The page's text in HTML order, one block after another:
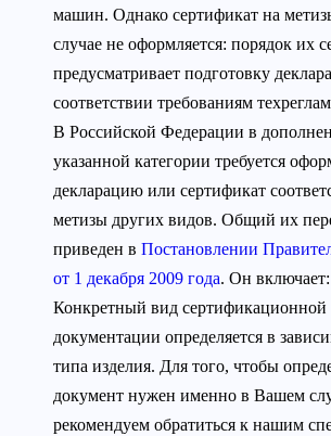
машин. Однако сертификат на
случае не оформляется: порядок их
предусматривает подготовку
соответствии требованиям
В Российской Федерации в
указанной категории требуется
декларацию или сертификат
метизы других видов. Общий их
приведен в Постановлении
от 1 декабря 2009 года. Он включает:
Конкретный вид сертификационной
документации определяется в
типа изделия. Для того, чтобы
документ нужен именно в Вашем
рекомендуем обратиться к нашим